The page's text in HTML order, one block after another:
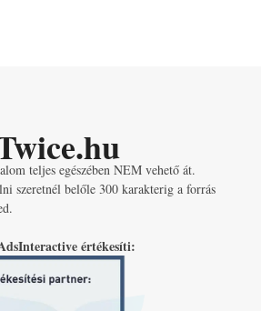
teljes egészében NEM vehető át.
szeretnél belőle 300 karakterig a forrás
értékesíti: